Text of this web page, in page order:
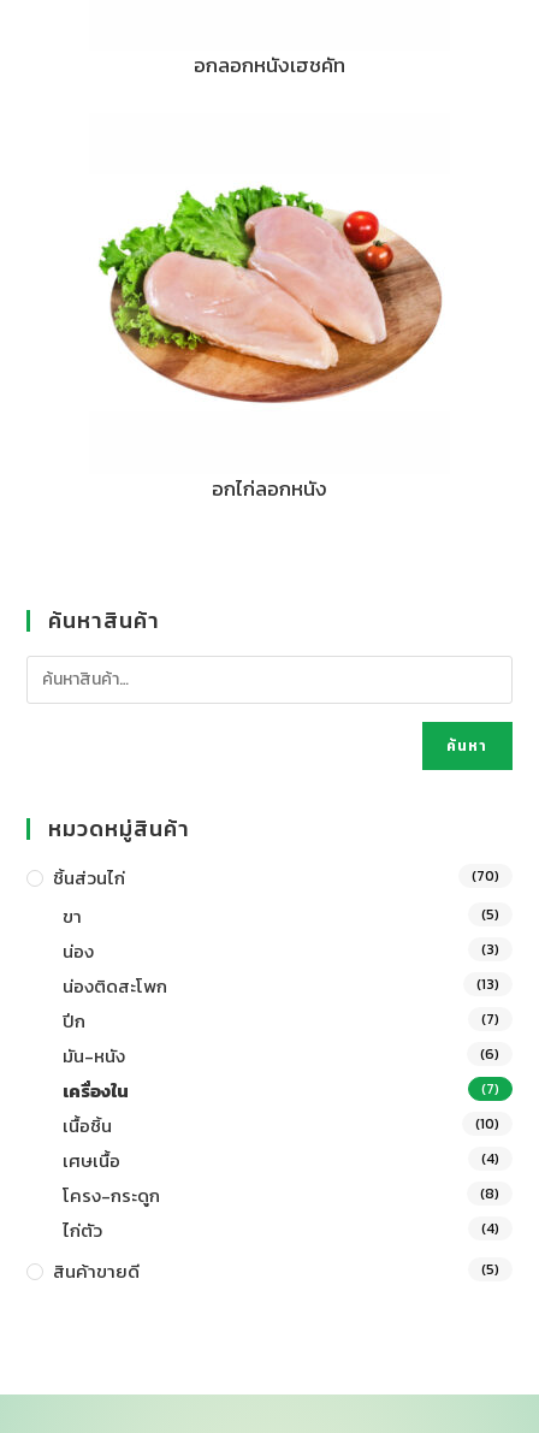
อกลอกหนังเฮชคัท
อกไก่ลอกหนัง
ค้นหาสินค้า
ค้นหา
หมวดหมู่สินค้า
ชิ้นส่วนไก่ (70)
ขา (5)
น่อง (3)
น่องติดสะโพก (13)
ปีก (7)
มัน-หนัง (6)
เครื่องใน (7)
เนื้อชิ้น (10)
เศษเนื้อ (4)
โครง-กระดูก (8)
ไก่ตัว (4)
สินค้าขายดี (5)